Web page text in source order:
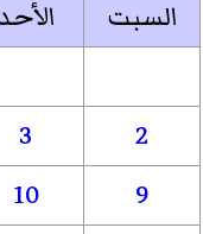
السبت
2
3
9
10